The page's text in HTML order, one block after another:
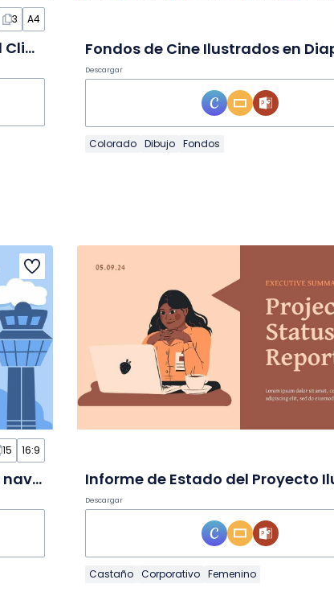
3 A4
Infografía Ilustrada de Patrones del Clima
Descargar
Colorado Dibujo Fondos
15 16:9
Presentación ilustrada para app de navegación en aeropuertos
Descargar
Castaño Corporativo Femenino